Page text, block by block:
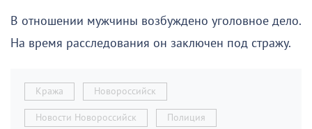
В отношении мужчины возбуждено уголовное дело.
На время расследования он заключен под стражу.
Кража Новороссийск
Новости Новороссийск Полиция